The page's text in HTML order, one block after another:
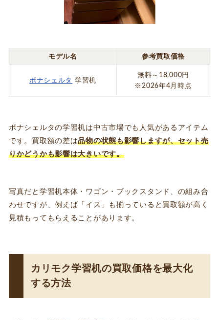
モデル名 参考買取価格
ボナシェルタ 学習机
無料～18,000円
※2026年4月時点
ボナシェルタの学習机は中古市場でも人気があるアイテム
です。買取額の差は品物の状態も影響しますが、セット売
りかどうかも影響は大きいです。
写真だと学習机本体・ワゴン・ブックスタンド、の組み合
わせですが、例えば「イス」も揃っていると買取額が高く
見積もってもらえることがあります。
カリモク学習机の買取価格を最大化
する方法